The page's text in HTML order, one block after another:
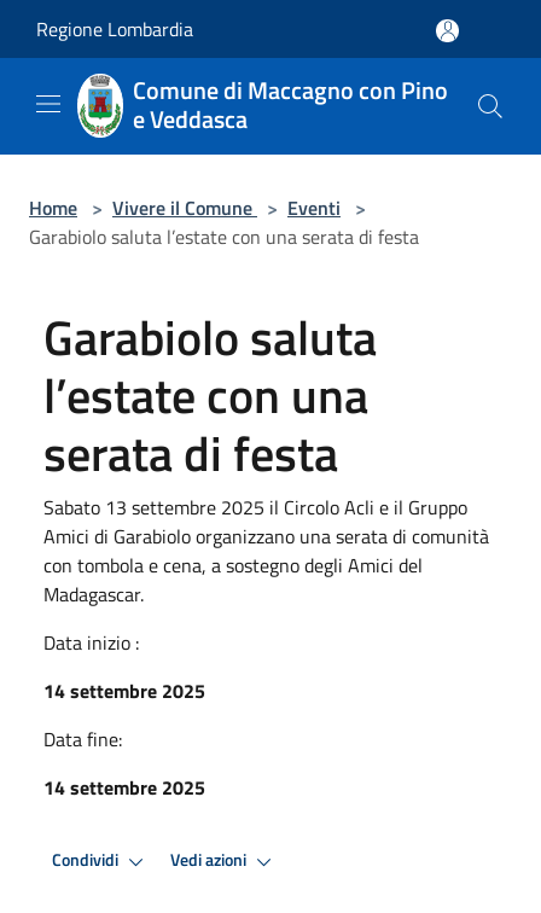
Regione Lombardia
Comune di Maccagno con Pino
e Veddasca
Home > Vivere il Comune > Eventi >
Garabiolo saluta l’estate con una serata di festa
Garabiolo saluta
l’estate con una
serata di festa
Sabato 13 settembre 2025 il Circolo Acli e il Gruppo
Amici di Garabiolo organizzano una serata di comunità
con tombola e cena, a sostegno degli Amici del
Madagascar.
Data inizio :
14 settembre 2025
Data fine:
14 settembre 2025
Condividi Vedi azioni